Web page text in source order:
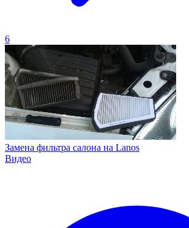
6
Замена фильтра салона на Lanos
Видео